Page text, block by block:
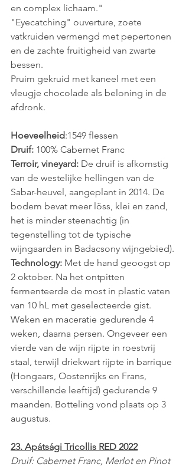
en complex lichaam."
"Eyecatching" ouverture, zoete
vatkruiden vermengd met pepertonen
en de zachte fruitigheid van zwarte
bessen.
Pruim gekruid met kaneel met een
vleugje chocolade als beloning in de
afdronk.
Hoeveelheid:1549 flessen
Druif: 100% Cabernet Franc
Terroir, vineyard: De druif is afkomstig
van de westelijke hellingen van de
Sabar-heuvel, aangeplant in 2014. De
bodem bevat meer löss, klei en zand,
het is minder steenachtig (in
tegenstelling tot de typische
wijngaarden in Badacsony wijngebied).
Technology: Met de hand geoogst op
2 oktober. Na het ontpitten
fermenteerde de most in plastic vaten
van 10 hL met geselecteerde gist.
Weken en maceratie gedurende 4
weken, daarna persen. Ongeveer een
vierde van de wijn rijpte in roestvrij
staal, terwijl driekwart rijpte in barrique
(Hongaars, Oostenrijks en Frans,
verschillende leeftijd) gedurende 9
maanden. Botteling vond plaats op 3
augustus.
23. Apátsági Tricollis RED 2022
Druif: Cabernet Franc, Merlot en Pinot